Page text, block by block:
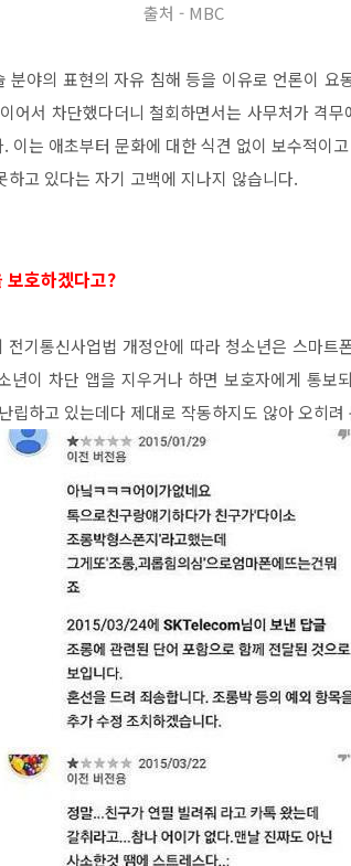
출처 - MBC
분야의 표현의 자유 침해 등을 이유로 언론이 요
어서 차단했다더니 철회하면서는 사무처가 격
이는 애초부터 문화에 대한 식견 없이 보수적이
고 있다는 자기 고백에 지나지 않습니다.
보호하겠다고?
기통신사업법 개정안에 따라 청소년은 스마트
년이 차단 앱을 지우거나 하면 보호자에게 통보
립하고 있는데다 제대로 작동하지도 않아 오히